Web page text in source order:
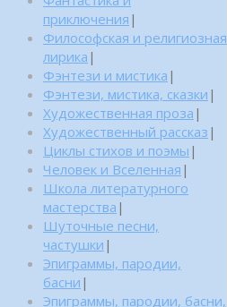
приключения |
Философская и религиозная
лирика |
Фэнтези и мистика |
Фэнтези, мистика, сказки |
Художественная проза |
Художественный рассказ |
Циклы стихов и поэмы |
Человек и Вселенная |
Школа литературного
мастерства |
Шуточные песни,
частушки |
Эпиграммы, пародии,
басни |
Эпиграммы, пародии, басни,